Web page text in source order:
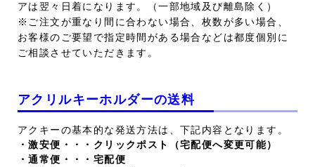
アは翌々日着になります。（一部地域及び離島除く）
※ご注文が重なり間に合わない場合、枚数が多い場合、
お客様のご要望で指定時間がある場合などは都度個別に
ご相談させていただきます。
アクリルキーホルダーの送料
アクキーの基本的な発送方法は、下記内容となります。
・激安便・・・クリックポスト（宅配便へ変更可能）
・通常便・・・宅配便